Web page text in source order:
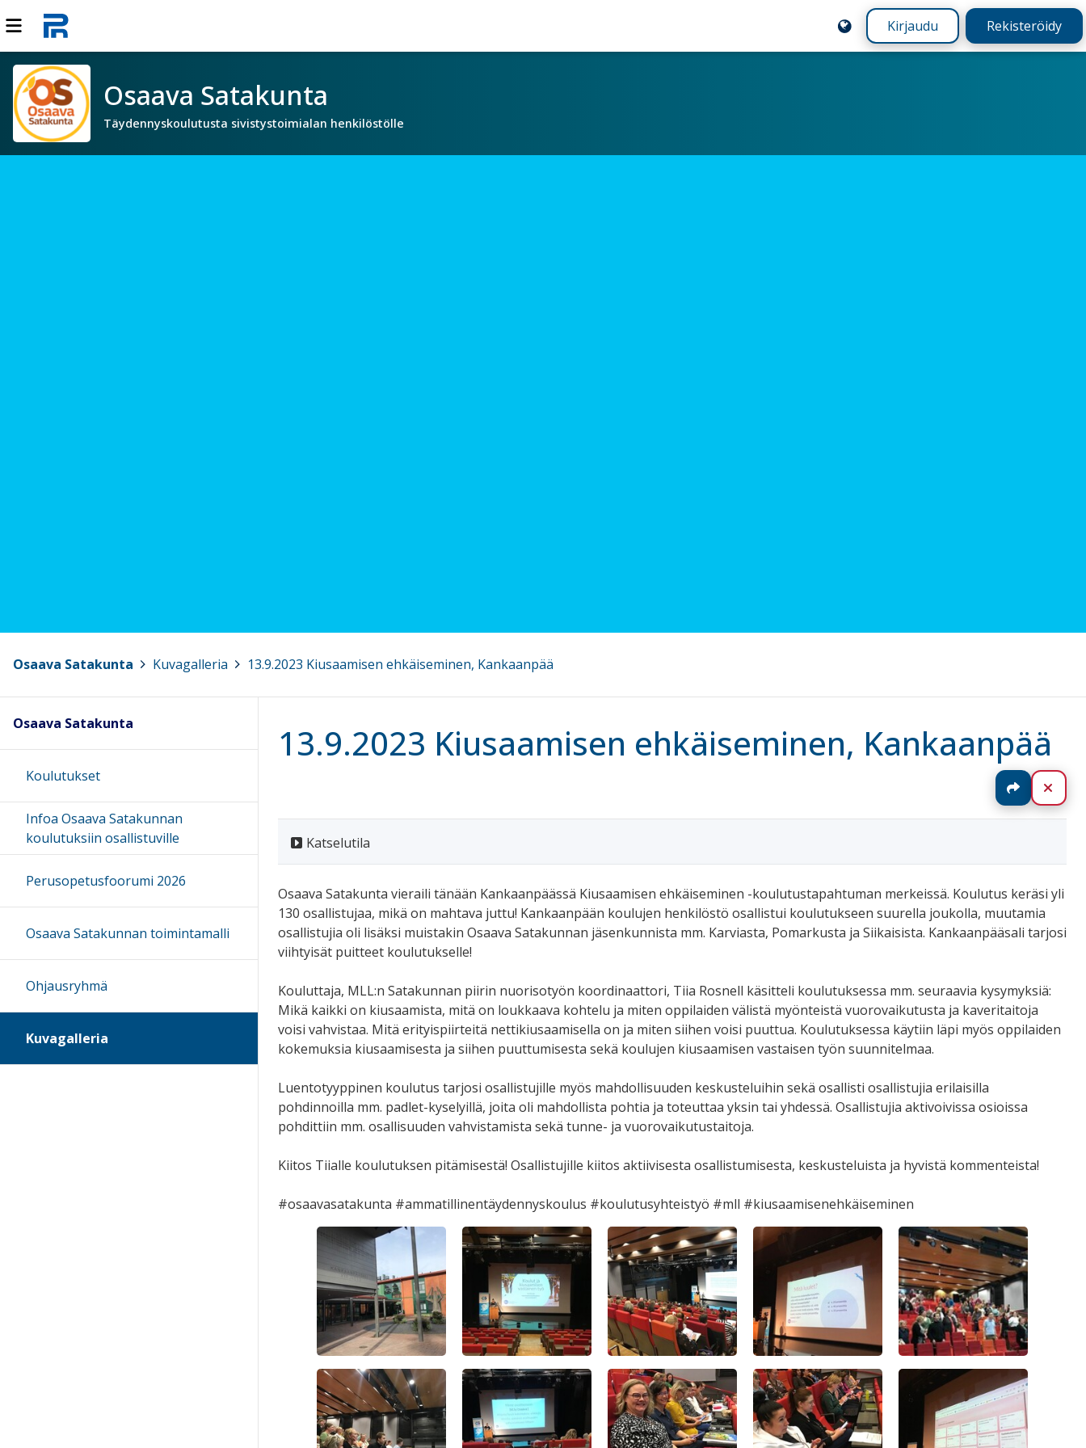
Kirjaudu Rekisteröidy
Osaava Satakunta
Täydennyskoulutusta sivistystoimialan henkilöstölle
Osaava Satakunta Kuvagalleria 13.9.2023 Kiusaamisen ehkäiseminen, Kankaanpää
13.9.2023 Kiusaamisen ehkäiseminen, Kankaanpää
Jaa
Katselutila
Osaava Satakunta vieraili tänään Kankaanpäässä Kiusaamisen ehkäiseminen -koulutustapahtuman merkeissä. Koulutus keräsi yli
130 osallistujaa, mikä on mahtava juttu! Kankaanpään koulujen henkilöstö osallistui koulutukseen suurella joukolla, muutamia
osallistujia oli lisäksi muistakin Osaava Satakunnan jäsenkunnista mm. Karviasta, Pomarkusta ja Siikaisista. Kankaanpääsali tarjosi
viihtyisät puitteet koulutukselle!
Kouluttaja, MLL:n Satakunnan piirin nuorisotyön koordinaattori, Tiia Rosnell käsitteli koulutuksessa mm. seuraavia kysymyksiä:
Mikä kaikki on kiusaamista, mitä on loukkaava kohtelu ja miten oppilaiden välistä myönteistä vuorovaikutusta ja kaveritaitoja
voisi vahvistaa. Mitä erityispiirteitä nettikiusaamisella on ja miten siihen voisi puuttua. Koulutuksessa käytiin läpi myös oppilaiden
kokemuksia kiusaamisesta ja siihen puuttumisesta sekä koulujen kiusaamisen vastaisen työn suunnitelmaa.
Luentotyyppinen koulutus tarjosi osallistujille myös mahdollisuuden keskusteluihin sekä osallisti osallistujia erilaisilla
pohdinnoilla mm. padlet-kyselyillä, joita oli mahdollista pohtia ja toteuttaa yksin tai yhdessä. Osallistujia aktivoivissa osioissa
pohdittiin mm. osallisuuden vahvistamista sekä tunne- ja vuorovaikutustaitoja.
Kiitos Tiialle koulutuksen pitämisestä! Osallistujille kiitos aktiivisesta osallistumisesta, keskusteluista ja hyvistä kommenteista!
#osaavasatakunta #ammatillinentäydennyskoulus #koulutusyhteistyö #mll #kiusaamisenehkäiseminen
Osaava Satakunta
Koulutukset
Infoa Osaava Satakunnan
koulutuksiin osallistuville
Perusopetusfoorumi 2026
Osaava Satakunnan toimintamalli
Ohjausryhmä
Kuvagalleria